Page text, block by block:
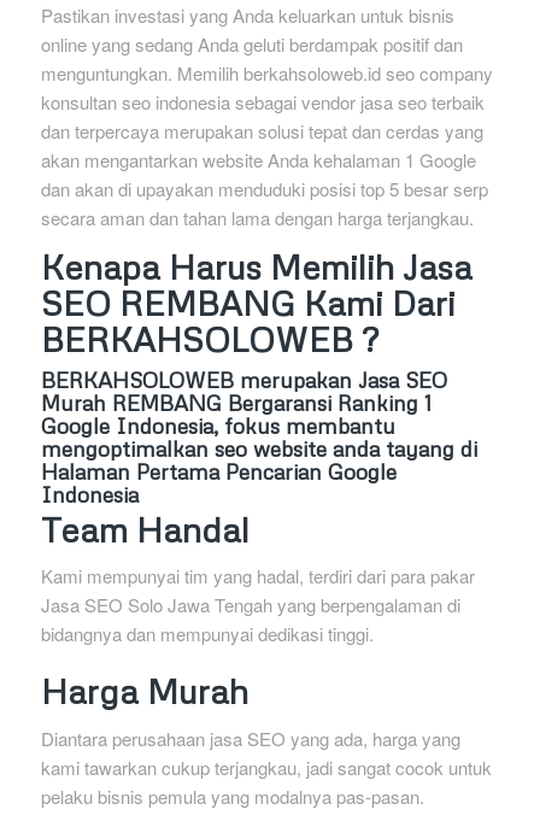
Pastikan investasi yang Anda keluarkan untuk bisnis
online yang sedang Anda geluti berdampak positif dan
menguntungkan. Memilih berkahsoloweb.id seo company
konsultan seo indonesia sebagai vendor jasa seo terbaik
dan terpercaya merupakan solusi tepat dan cerdas yang
akan mengantarkan website Anda kehalaman 1 Google
dan akan di upayakan menduduki posisi top 5 besar serp
secara aman dan tahan lama dengan harga terjangkau.
Kenapa Harus Memilih Jasa
SEO REMBANG Kami Dari
BERKAHSOLOWEB ?
BERKAHSOLOWEBmerupakan Jasa SEO
Murah REMBANG Bergaransi Ranking 1
Google Indonesia, fokus membantu
mengoptimalkan seo website anda tayang di
Halaman Pertama Pencarian Google
Indonesia
Team Handal
Kami mempunyai tim yang hadal, terdiri dari para pakar
Jasa SEO Solo Jawa Tengah yang berpengalaman di
bidangnya dan mempunyai dedikasi tinggi.
Harga Murah
Diantara perusahaan jasa SEO yang ada, harga yang
kami tawarkan cukup terjangkau, jadi sangat cocok untuk
pelaku bisnis pemula yang modalnya pas-pasan.